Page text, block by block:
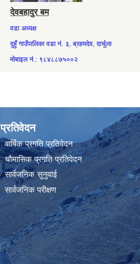
देवबहादुर बम
वडा अध्यक्ष
दुहुँ गाउँपालिका वडा नं. ३, ब्रहमदेव, दार्चुला
मोबाइल नं.: ९८४८८७५००२
प्रतिवेदन
वार्षिक प्रगति प्रतिवेदन
चौमासिक प्रगति प्रतिवेदन
सार्वजनिक सुनुवाई
सार्वजनिक परीक्षण